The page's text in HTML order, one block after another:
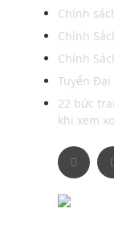
Chính
Chính
Chính
Tuyển
22 bức
khi xem